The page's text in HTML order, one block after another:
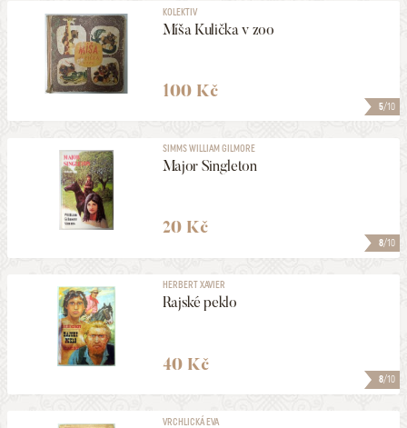
5/10
KOLEKTIV
Míša Kulička v zoo
100 Kč
8/10
SIMMS WILLIAM GILMORE
Major Singleton
20 Kč
8/10
HERBERT XAVIER
Rajské peklo
40 Kč
VRCHLICKÁ EVA